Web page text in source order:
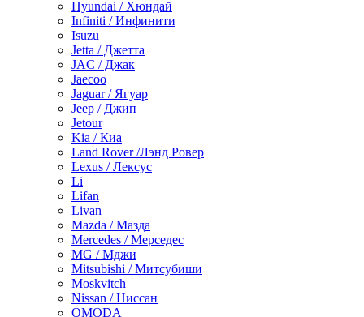
Hyundai / Хюндай
Infiniti / Инфинити
Isuzu
Jetta / Джетта
JAC / Джак
Jaecoo
Jaguar / Ягуар
Jeep / Джип
Jetour
Kia / Киа
Land Rover /Лэнд Ровер
Lexus / Лексус
Li
Lifan
Livan
Mazda / Мазда
Mercedes / Мерседес
MG / Мджи
Mitsubishi / Митсубиши
Moskvitch
Nissan / Ниссан
OMODA